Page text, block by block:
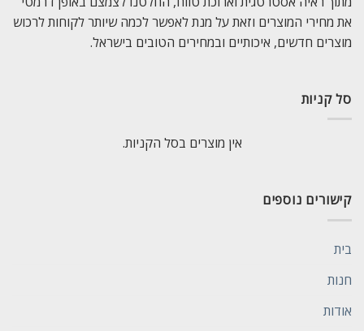
את מחירי המוצרים וזאת על מנת לאפשר לכמה שיותר לקוחות לרכוש
מוצרים חדשים, איכותיים ובמחירים הטובים בישראל.
סל קניות
אין מוצרים בסל הקניות.
קישורים נוספים
בית
חנות
אודות